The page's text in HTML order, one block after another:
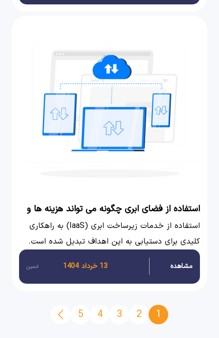
استفاده از فضای ابری چگونه می تواند هزینه ها و
زمان مورد نیاز برای مدیریت زیرساخت ها را کاهش
دهد؟
استفاده از خدمات زیرساخت ابری (IaaS) به راهکاری
کلیدی برای دستیابی به این اهداف تبدیل شده است.
شرکت‌هایی مانند ابر چکاوک، با ارائه خدمات ابری
پیشرفته، توانسته‌اند راه را برای مدیریت آسان‌تر و
مشاهده 13 خرداد 1404 ادمین
1
2
3
4
5